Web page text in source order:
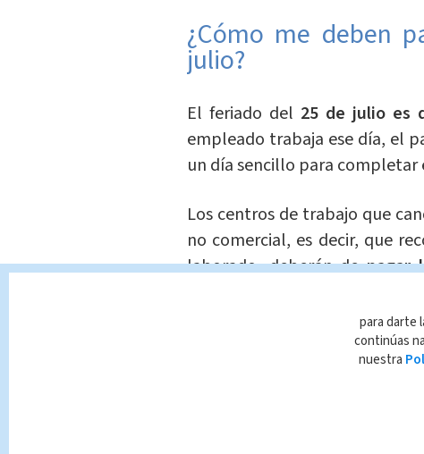
¿Cómo me deben
julio?
El feriado del 25 de julio es
empleado trabaja ese día, el
un día sencillo para completar
Los centros de trabajo que
no comercial, es decir, que
laborado, deberán depagar
. Si
que pagan
semanal en actividad
mes, aunque sean descansos
el salario completo,
para darte
continúas
nuestra